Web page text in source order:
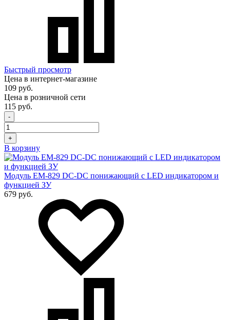
Быстрый просмотр
Цена в интернет-магазине
109 руб.
Цена в розничной сети
115 руб.
-
+
В корзину
Модуль EM-829 DC-DC понижающий с LED индикатором и
функцией ЗУ
679 руб.